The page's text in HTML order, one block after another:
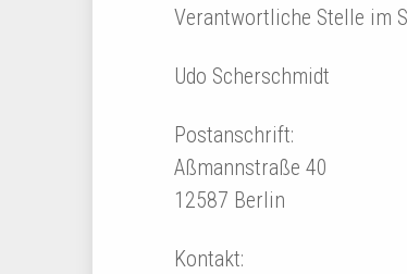
Verantwortliche Stelle im
Udo Scherschmidt
Postanschrift:
Aßmannstraße 40
12587 Berlin
Kontakt: